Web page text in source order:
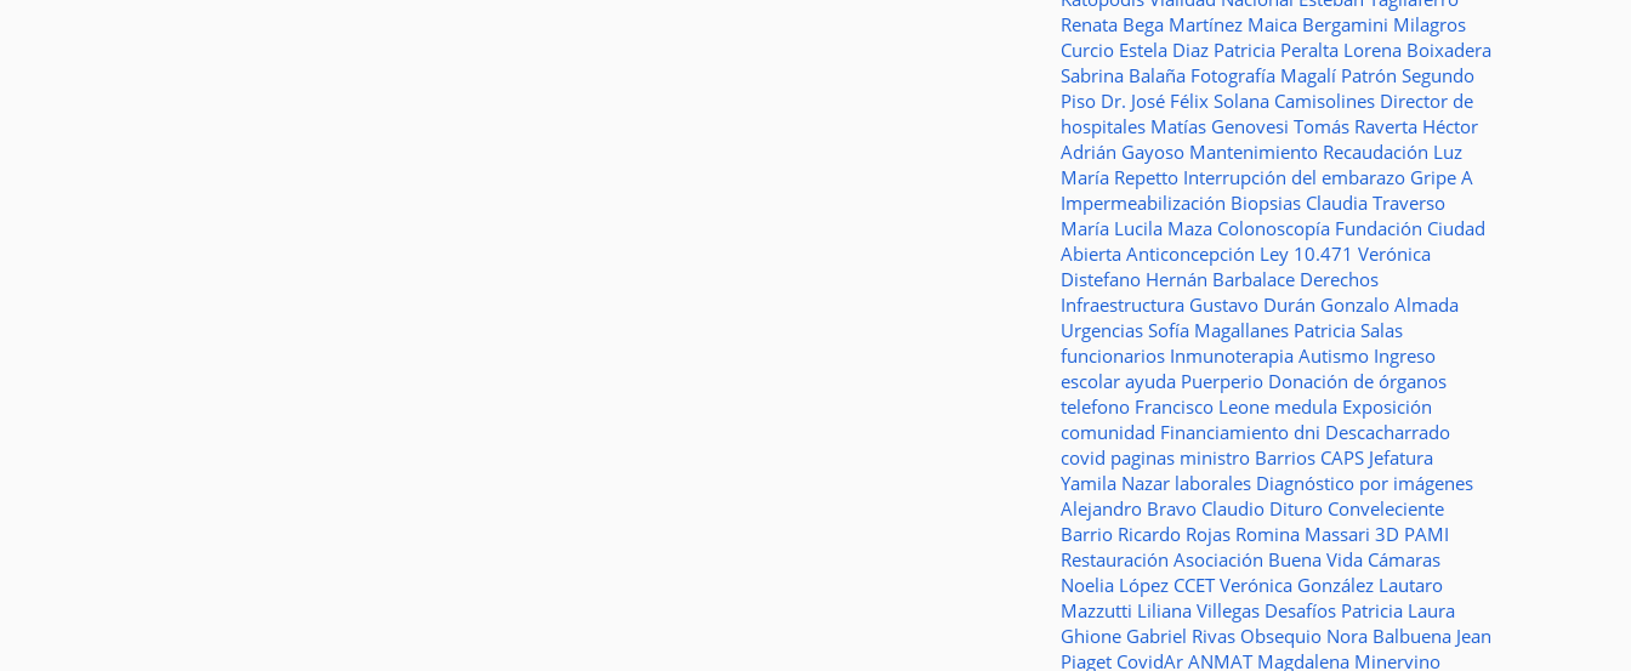
Renata Bega Martínez Maica Bergamini Milagros
Curcio Estela Diaz Patricia Peralta Lorena Boixadera
Sabrina Balaña Fotografía Magalí Patrón Segundo
Piso Dr. José Félix Solana Camisolines Director de
hospitales Matías Genovesi Tomás Raverta Héctor
Adrián Gayoso Mantenimiento Recaudación Luz
María Repetto Interrupción del embarazo Gripe A
Impermeabilización Biopsias Claudia Traverso
María Lucila Maza Colonoscopía Fundación Ciudad
Abierta Anticoncepción Ley 10.471 Verónica
Distefano Hernán Barbalace Derechos
Infraestructura Gustavo Durán Gonzalo Almada
Urgencias Sofía Magallanes Patricia Salas
funcionarios Inmunoterapia Autismo Ingreso
escolar ayuda Puerperio Donación de órganos
telefono Francisco Leone medula Exposición
comunidad Financiamiento dni Descacharrado
covid paginas ministro Barrios CAPS Jefatura
Yamila Nazar laborales Diagnóstico por imágenes
Alejandro Bravo Claudio Dituro Conveleciente
Barrio Ricardo Rojas Romina Massari 3D PAMI
Restauración Asociación Buena Vida Cámaras
Noelia López CCETVerónica González Lautaro
Mazzutti Liliana Villegas Desafíos Patricia Laura
Ghione Gabriel Rivas Obsequio Nora Balbuena Jean
Piaget CovidAr ANMAT Magdalena Minervino